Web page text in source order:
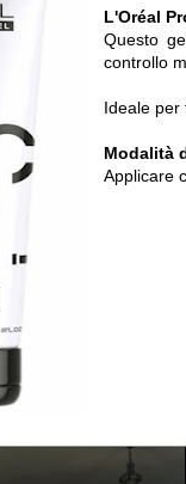
L'Oréal
Questo
controllo
Ideale per
Modalità
Applicare